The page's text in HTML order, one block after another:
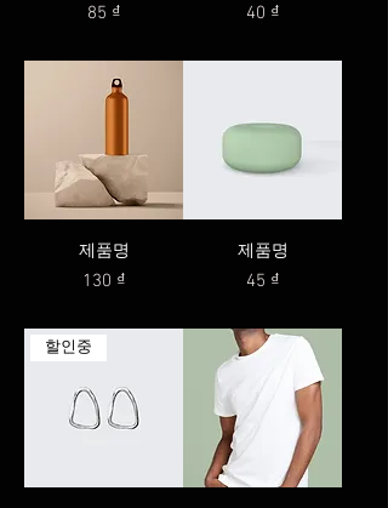
가격
85 ₫ 가격
40 ₫
제품명
가격
130 ₫
제품명
가격
45 ₫
할인중